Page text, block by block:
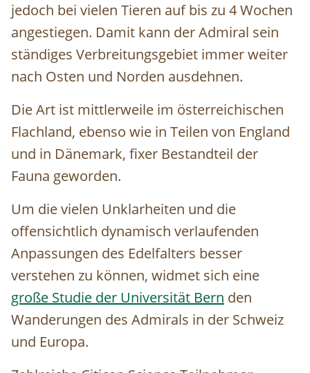
jedoch bei vielen Tieren auf bis zu 4 Wochen
angestiegen. Damit kann der Admiral sein
ständiges Verbreitungsgebiet immer weiter
nach Osten und Norden ausdehnen.
Die Art ist mittlerweile im österreichischen
Flachland, ebenso wie in Teilen von England
und in Dänemark, fixer Bestandteil der
Fauna geworden.
Um die vielen Unklarheiten und die
offensichtlich dynamisch verlaufenden
Anpassungen des Edelfalters besser
verstehen zu können, widmet sich eine
große Studie der Universität Bern den
Wanderungen des Admirals in der Schweiz
und Europa.